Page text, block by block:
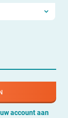
account aan